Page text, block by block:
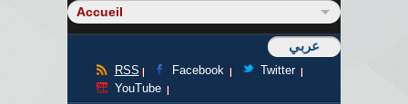
عربي
RSS Facebook
Twitter
YouTube